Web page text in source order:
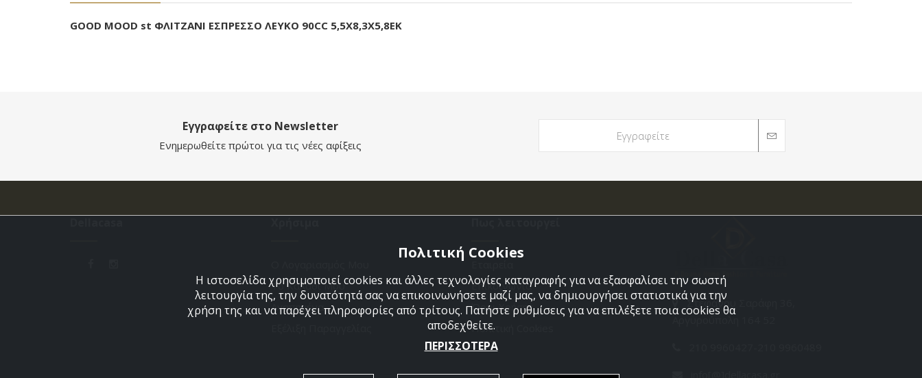
GOOD MOOD st ΦΛΙΤΖΑΝΙ ΕΣΠΡΕΣΣΟ ΛΕΥΚΟ 90CC 5,5X8,3X5,8EK
Εγγραφείτε στο Newsletter
Ενημερωθείτε πρώτοι για τις νέες αφίξεις
Το Καλάθι Μου
Αγαπημένα
Επικοινωνια
Όροι Χρήσης
Πολιτική Cookies
Στεφάνου Σαράφη 36,
Πολιτική Cookies
Η ιστοσελίδα χρησιμοποιεί cookies και άλλες τεχνολογίες καταγραφής για να εξασφαλίσει την σωστή
λειτουργία της, την δυνατότητά σας να επικοινωνήσετε μαζί μας, να δημιουργήσει στατιστικά για την
χρήση της και να παρέχει πληροφορίες από τρίτους. Πατήστε ρυθμίσεις για να επιλέξετε ποια cookies θα
αποδεχθείτε.
ΠΕΡΙΣΣΟΤΕΡΑ